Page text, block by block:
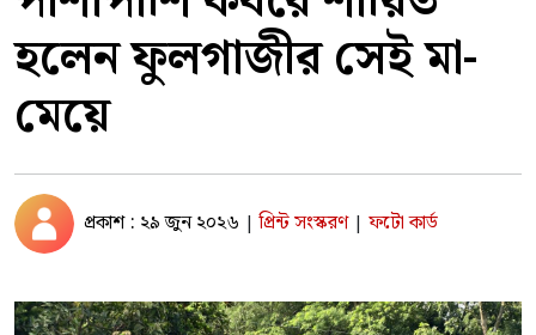
হলেন ফুলগাজীর সেই মা-
মেয়ে
প্রকাশ : ২৯ জুন ২০২৬ | প্রিন্ট সংস্করণ | ফটো কার্ড